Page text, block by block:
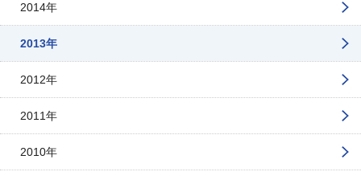
2014年
2013年
2012年
2011年
2010年